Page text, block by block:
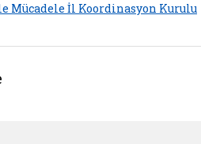
Mücadele İl Koordinasyon Kurulu